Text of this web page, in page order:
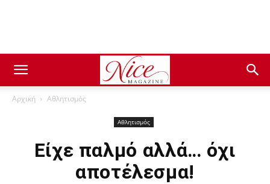
Αρχική Αθλητισμός
Αθλητισμός
Είχε παλμό αλλά… όχι
αποτέλεσμα!